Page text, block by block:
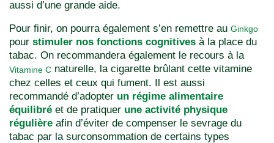
aussi d’une grande aide.
Pour finir, on pourra également s’en remettre au Ginkgo
pour stimuler nos fonctions cognitives à la place du
tabac. On recommandera également le recours à la
Vitamine C naturelle, la cigarette brûlant cette vitamine
chez celles et ceux qui fument. Il est aussi
recommandé d’adopter un régime alimentaire
équilibré et de pratiquer une activité physique
régulière afin d’éviter de compenser le sevrage du
tabac par la surconsommation de certains types